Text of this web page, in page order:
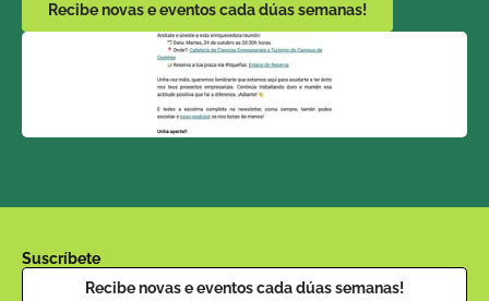
Recibe novas e eventos cada dúas semanas!
Suscríbete
Recibe novas e eventos cada dúas semanas!